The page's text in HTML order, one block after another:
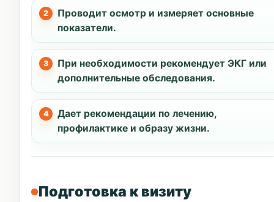
Проводит осмотр и измеряет основные
показатели.
При необходимости рекомендует ЭКГ или
дополнительные обследования.
Дает рекомендации по лечению,
профилактике и образу жизни.
Подготовка к визиту